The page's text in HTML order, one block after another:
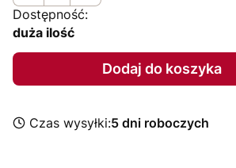
Dostępność:
duża ilość
Dodaj do koszyka
Czas wysyłki:5 dni roboczych